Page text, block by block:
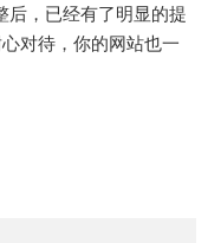
后，已经有了明显的提
对待，你的网站也一